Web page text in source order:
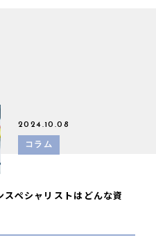
2024.10.08
コラム
ペシャリストはどんな資